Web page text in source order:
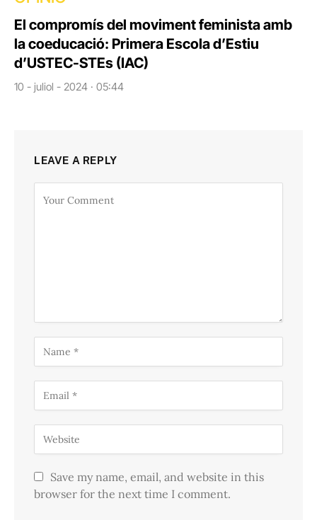
El compromís del moviment feminista amb
la coeducació: Primera Escola d’Estiu
d’USTEC-STEs (IAC)
10 - juliol - 2024 · 05:44
LEAVE A REPLY
Save my name, email, and website in this
browser for the next time I comment.